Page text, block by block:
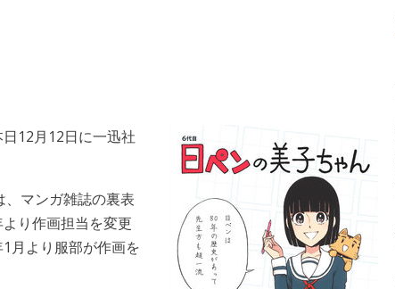
12月12日に一迅社
マンガ雑誌の裏表
り作画担当を変更
月より服部が作画を